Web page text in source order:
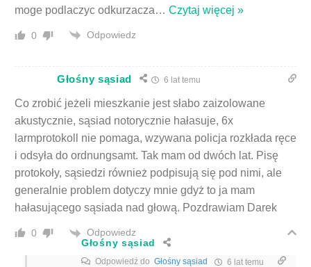
moge podlaczyc odkurzacza… Czytaj więcej »
0 Odpowiedz
Głośny sąsiad 6 lat temu
Co zrobić jeżeli mieszkanie jest słabo zaizolowane
akustycznie, sąsiad notorycznie hałasuje, 6x
larmprotokoll nie pomaga, wzywana policja rozkłada ręce
i odsyła do ordnungsamt. Tak mam od dwóch lat. Pisę
protokoły, sąsiedzi również podpisują się pod nimi, ale
generalnie problem dotyczy mnie gdyż to ja mam
hałasującego sąsiada nad głową. Pozdrawiam Darek
0
Odpowiedz
Głośny sąsiad
Odpowiedź do Głośny sąsiad 6 lat temu